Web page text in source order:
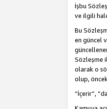
İşbu
ve ilgili
Bu
en güncel
Sözleşme
olarak o
olup,
“İçerir”,